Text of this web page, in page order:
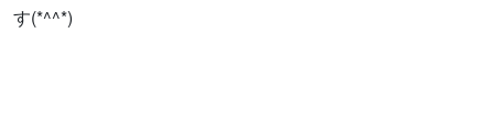
す(*^^*)